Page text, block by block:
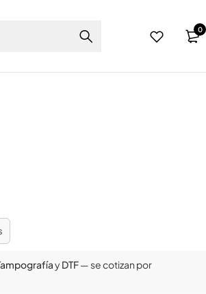
0
yDTF— se cotizan por